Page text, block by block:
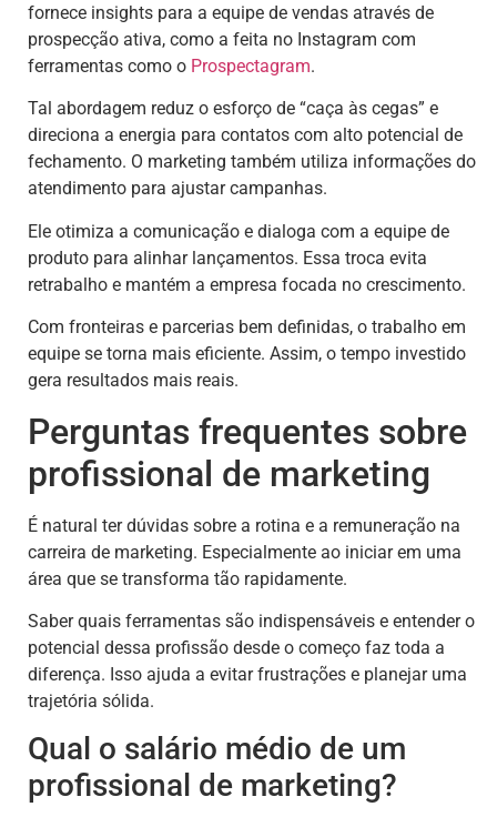
fornece insights para a equipe de vendas através de
prospecção ativa, como a feita no Instagram com
ferramentas como o Prospectagram.
Tal abordagem reduz o esforço de “caça às cegas” e
direciona a energia para contatos com alto potencial de
fechamento. O marketing também utiliza informações do
atendimento para ajustar campanhas.
Ele otimiza a comunicação e dialoga com a equipe de
produto para alinhar lançamentos. Essa troca evita
retrabalho e mantém a empresa focada no crescimento.
Com fronteiras e parcerias bem definidas, o trabalho em
equipe se torna mais eficiente. Assim, o tempo investido
gera resultados mais reais.
Perguntas frequentes sobre
profissional de marketing
É natural ter dúvidas sobre a rotina e a remuneração na
carreira de marketing. Especialmente ao iniciar em uma
área que se transforma tão rapidamente.
Saber quais ferramentas são indispensáveis e entender o
potencial dessa profissão desde o começo faz toda a
diferença. Isso ajuda a evitar frustrações e planejar uma
trajetória sólida.
Qual o salário médio de um
profissional de marketing?